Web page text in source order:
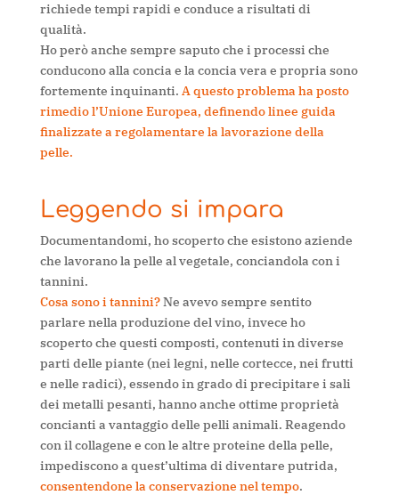
richiede tempi rapidi e conduce a risultati di
qualità.
Ho però anche sempre saputo che i processi che
conducono alla concia e la concia vera e propria sono
fortemente inquinanti. A questo problema ha posto
rimedio l’Unione Europea, definendo linee guida
finalizzate a regolamentare la lavorazione della
pelle.
Leggendo si impara
Documentandomi, ho scoperto che esistono aziende
che lavorano la pelle al vegetale, conciandola con i
tannini.
Cosa sono i tannini?Ne avevo sempre sentito
parlare nella produzione del vino, invece ho
scoperto che questi composti, contenuti in diverse
parti delle piante (nei legni, nelle cortecce, nei frutti
e nelle radici), essendo in grado di precipitare i sali
dei metalli pesanti, hanno anche ottime proprietà
concianti a vantaggio delle pelli animali. Reagendo
con il collagene e con le altre proteine della pelle,
impediscono a quest’ultima di diventare putrida,
consentendone la conservazione nel tempo.